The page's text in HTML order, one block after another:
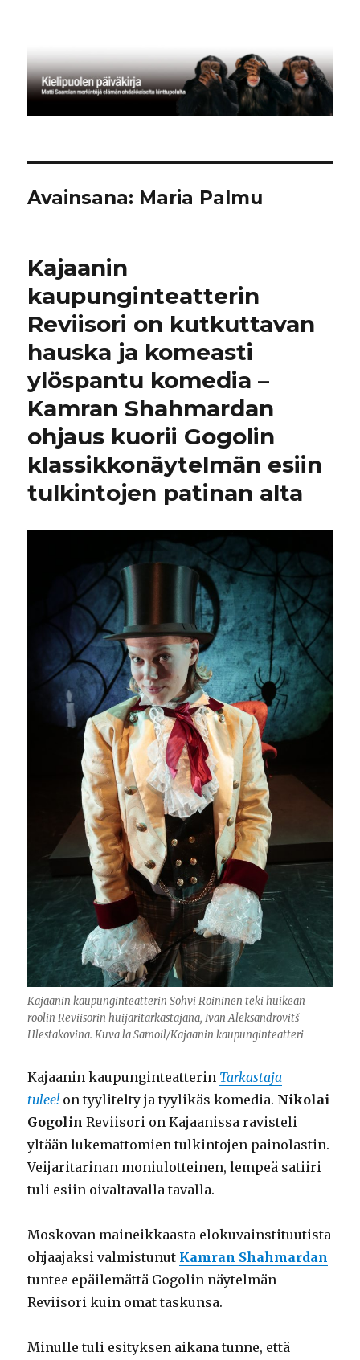
Avainsana: Maria Palmu
Kajaanin
kaupunginteatterin
Reviisori on kutkuttavan
hauska ja komeasti
ylöspantu komedia –
Kamran Shahmardan
ohjaus kuorii Gogolin
klassikkonäytelmän esiin
tulkintojen patinan alta
Kajaanin kaupunginteatterin Sohvi Roininen teki huikean
roolin Reviisorin huijaritarkastajana, Ivan Aleksandrovitš
Hlestakovina. Kuva la Samoil/Kajaanin kaupunginteatteri
Kajaanin kaupunginteatterin Tarkastaja
tulee! on tyylitelty ja tyylikäs komedia. Nikolai
Gogolin Reviisori on Kajaanissa ravisteli
yltään lukemattomien tulkintojen painolastin.
Veijaritarinan moniulotteinen, lempeä satiiri
tuli esiin oivaltavalla tavalla.
Moskovan maineikkaasta elokuvainstituutista
ohjaajaksi valmistunut Kamran Shahmardan
tuntee epäilemättä Gogolin näytelmän
Reviisori kuin omat taskunsa.
Minulle tuli esityksen aikana tunne, että